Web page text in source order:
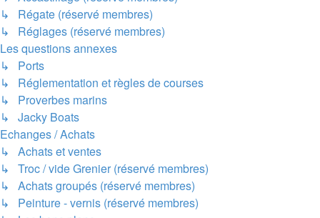
↳ Régate (réservé membres)
↳ Réglages (réservé membres)
Les questions annexes
↳ Ports
↳ Réglementation et règles de courses
↳ Proverbes marins
↳ Jacky Boats
Echanges / Achats
↳ Achats et ventes
↳ Troc / vide Grenier (réservé membres)
↳ Achats groupés (réservé membres)
↳ Peinture - vernis (réservé membres)